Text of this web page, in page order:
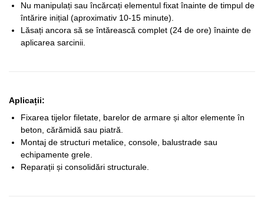
Nu manipulați sau încărcați elementul fixat înainte de timpul de
întărire inițial (aproximativ 10-15 minute).
Lăsați ancora să se întărească complet (24 de ore) înainte de
aplicarea sarcinii.
Aplicații:
Fixarea tijelor filetate, barelor de armare și altor elemente în
beton, cărămidă sau piatră.
Montaj de structuri metalice, console, balustrade sau
echipamente grele.
Reparații și consolidări structurale.